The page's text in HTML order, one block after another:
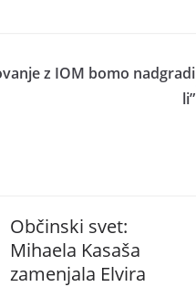
z IOM bomo nadgradi
li”
Občinski svet:
Mihaela Kasaša
zamenjala Elvira